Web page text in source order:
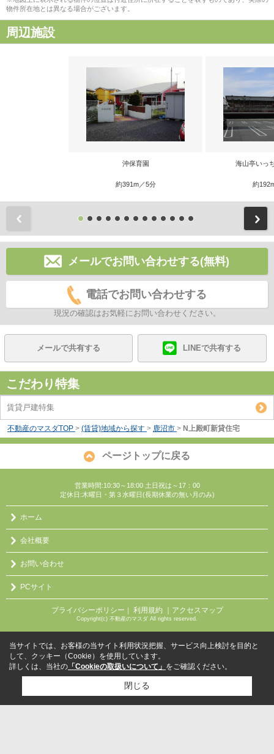
物件所在地とは異なる場合がございます。
周辺施設
沖保育園
約391m／5分
海山亭いっ
約
メールでお問い合わせする(無料)
電話でお問い合わせする
現況の確認はお気軽にお問い合わせください。
メールで共有する LINEで共有する
こだわり特集
賃貸戸建特集
不動産のマスダTOP > (賃貸)地域から探す > 鹿沼市 > N上殿町新貸住宅
ページトップに戻る
営業時間:10:30～18:00 土日祝は～17：00
定休日:木曜日・第３水曜日(長期休業の無い月のみ)
ホーム
会社概要
お問い合わせ
PCサイト
プライバシーポリシー 利用規約 ｜アクセスマップ
Copyright(c) 不動産のマスダ All rights reserved.
当サイトでは、お客様の当サイト利用状況把握、サービス向上検討を目的と
して、クッキー（Cookie）を使用しています。
詳しくは、当社の 「Cookieの取扱いについて」 をご確認ください。
閉じる